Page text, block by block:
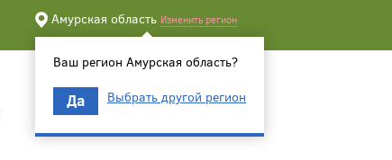
Амурская область Изменить регион
Ваш регион Амурская область?
Да Выбрать другой регион